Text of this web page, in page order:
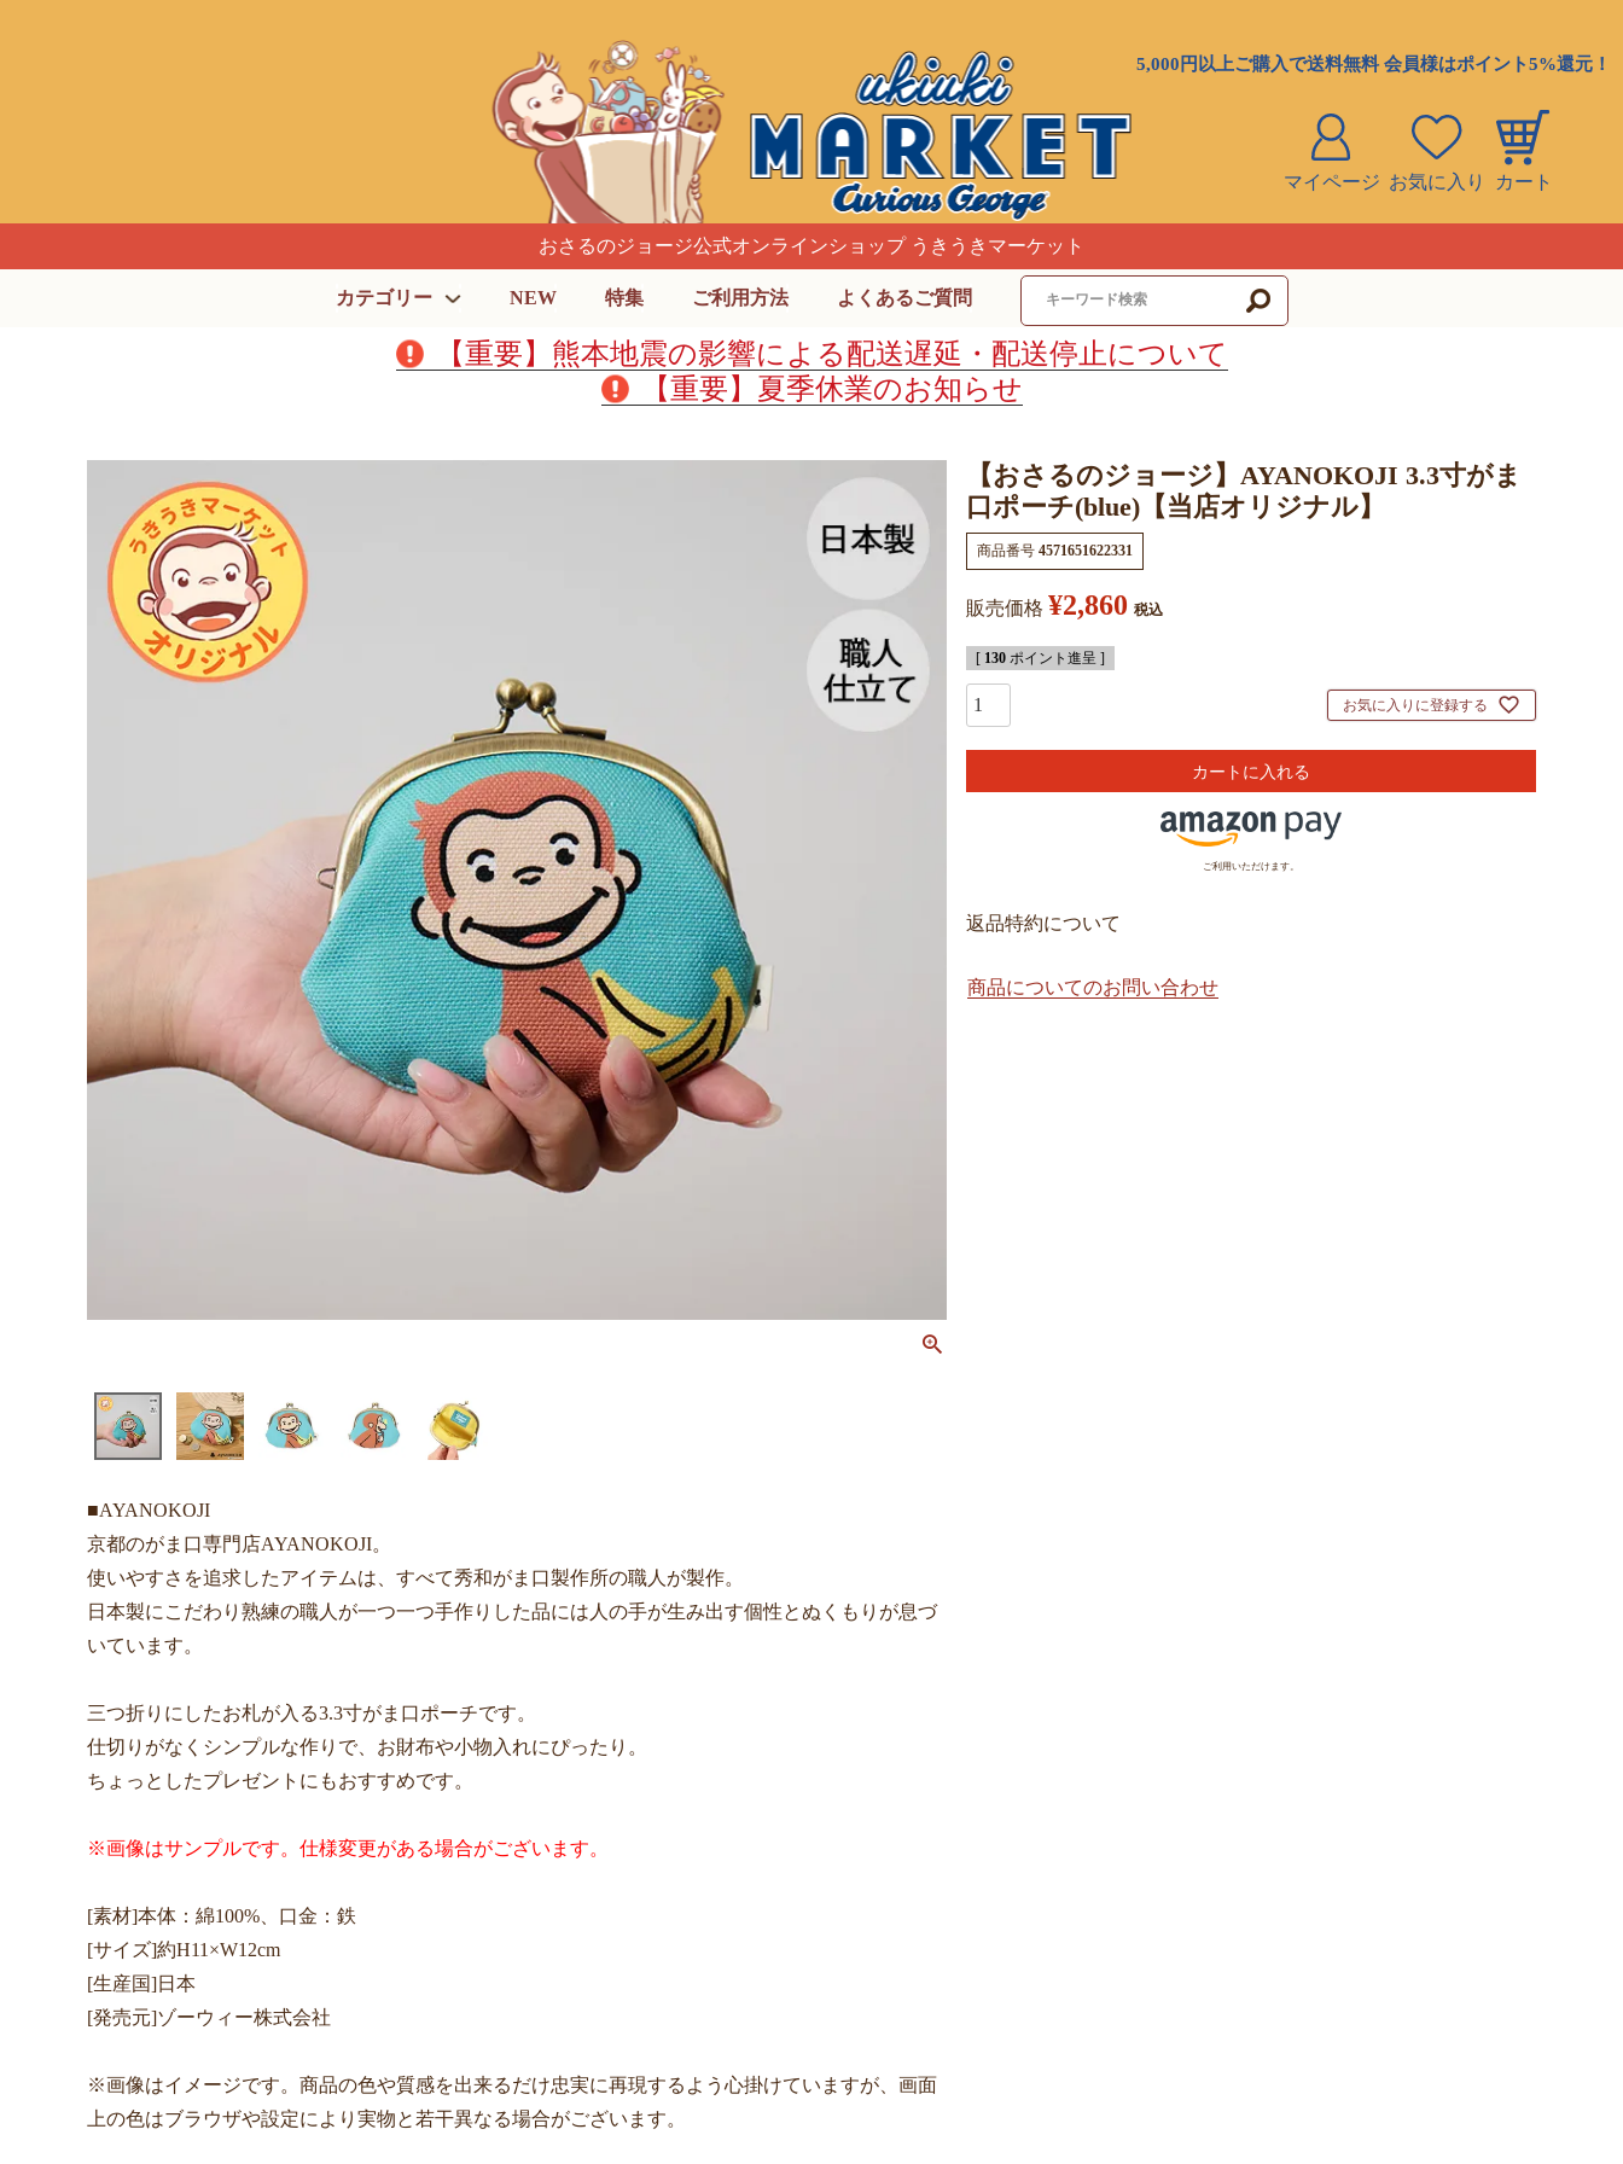
5,000円以上ご購入で送料無料 会員様はポイント5%還元！
マイページ お気に入り カート
おさるのジョージ公式オンラインショップ うきうきマーケット
カテゴリー NEW 特集 ご利用方法 よくあるご質問
【重要】熊本地震の影響による配送遅延・配送停止について
【重要】夏季休業のお知らせ
【おさるのジョージ】AYANOKOJI 3.3寸がま
口ポーチ(blue)【当店オリジナル】
商品番号 4571651622331
販売価格 ¥2,860 税込
[ 130 ポイント進呈 ]
お気に入りに登録する
カートに入れる
ご利用いただけます。
返品特約について
商品についてのお問い合わせ
■AYANOKOJI
京都のがま口専門店AYANOKOJI。
使いやすさを追求したアイテムは、すべて秀和がま口製作所の職人が製作。
日本製にこだわり熟練の職人が一つ一つ手作りした品には人の手が生み出す個性とぬくもりが息づ
いています。
三つ折りにしたお札が入る3.3寸がま口ポーチです。
仕切りがなくシンプルな作りで、お財布や小物入れにぴったり。
ちょっとしたプレゼントにもおすすめです。
※画像はサンプルです。仕様変更がある場合がございます。
[素材]本体：綿100%、口金：鉄
[サイズ]約H11×W12cm
[生産国]日本
[発売元]ゾーウィー株式会社
※画像はイメージです。商品の色や質感を出来るだけ忠実に再現するよう心掛けていますが、画面
上の色はブラウザや設定により実物と若干異なる場合がございます。